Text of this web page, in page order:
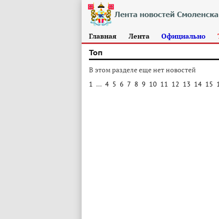
Главная Лента Официально
Топ
В этом разделе еще нет новостей
1 ... 4 5 6 7 8 9 10 11 12 13 14 15